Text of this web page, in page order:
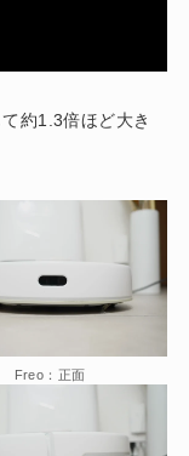
約1.3倍ほど大き
Freo：正面